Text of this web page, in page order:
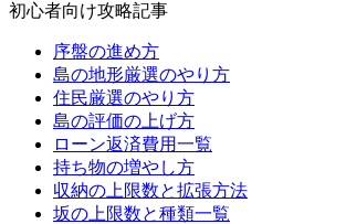
初心者向け攻略記事
序盤の進め方
島の地形厳選のやり方
住民厳選のやり方
島の評価の上げ方
ローン返済費用一覧
持ち物の増やし方
収納の上限数と拡張方法
坂の上限数と種類一覧